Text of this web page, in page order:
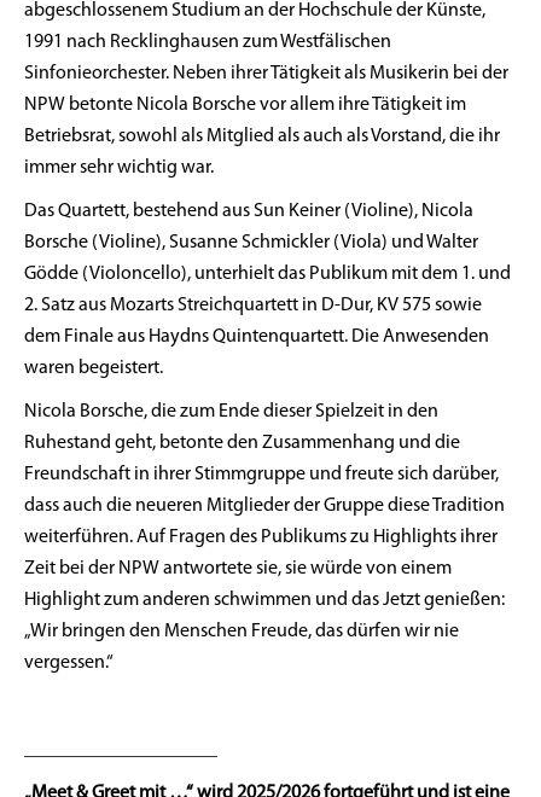
abgeschlossenem Studium an der Hochschule der Künste,
1991 nach Recklinghausen zum Westfälischen
Sinfonieorchester. Neben ihrer Tätigkeit als Musikerin bei der
NPW betonte Nicola Borsche vor allem ihre Tätigkeit im
Betriebsrat, sowohl als Mitglied als auch als Vorstand, die ihr
immer sehr wichtig war.
Das Quartett, bestehend aus Sun Keiner (Violine), Nicola
Borsche (Violine), Susanne Schmickler (Viola) und Walter
Gödde (Violoncello), unterhielt das Publikum mit dem 1. und
2. Satz aus Mozarts Streichquartett in D-Dur, KV 575 sowie
dem Finale aus Haydns Quintenquartett. Die Anwesenden
waren begeistert.
Nicola Borsche, die zum Ende dieser Spielzeit in den
Ruhestand geht, betonte den Zusammenhang und die
Freundschaft in ihrer Stimmgruppe und freute sich darüber,
dass auch die neueren Mitglieder der Gruppe diese Tradition
weiterführen. Auf Fragen des Publikums zu Highlights ihrer
Zeit bei der NPW antwortete sie, sie würde von einem
Highlight zum anderen schwimmen und das Jetzt genießen:
„Wir bringen den Menschen Freude, das dürfen wir nie
vergessen.“